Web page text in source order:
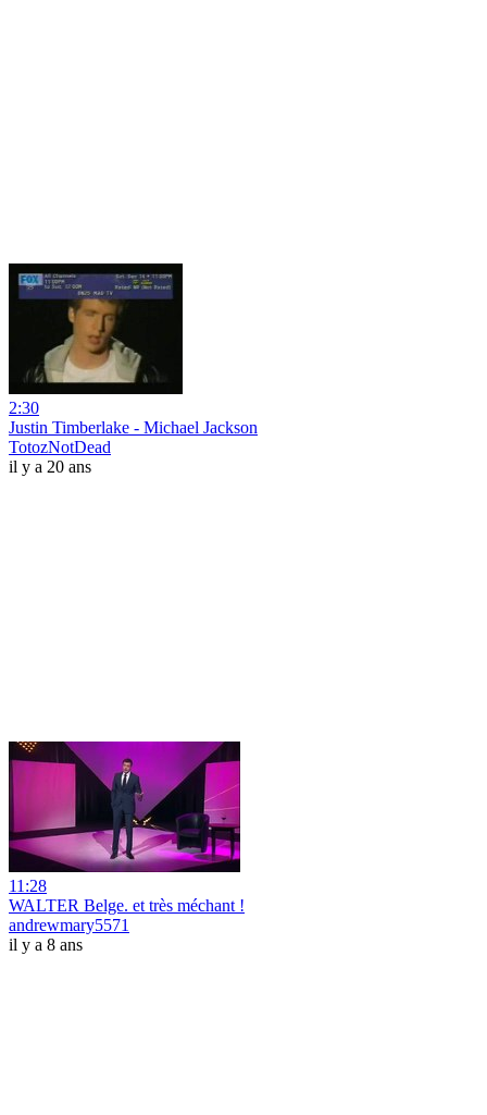
2:30
Justin Timberlake - Michael Jackson
TotozNotDead
il y a 20 ans
11:28
WALTER Belge. et très méchant !
andrewmary5571
il y a 8 ans